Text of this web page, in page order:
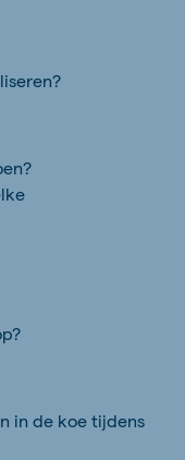
in de koe tijdens